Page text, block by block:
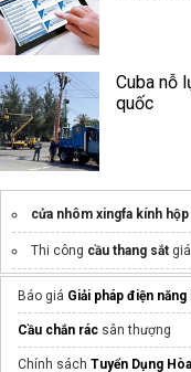
Cuba nỗ
quốc
cửa nhôm xingfa kính
Thi công cầu thang sắt
Lắp đặt giàn phơi thông
Cung cấp choThuê bốc
Dịch vụ thi công bảng
Báo giá Giải pháp điện
Cầu chắn rác sân thượng
Chính sách Tuyển Dụng